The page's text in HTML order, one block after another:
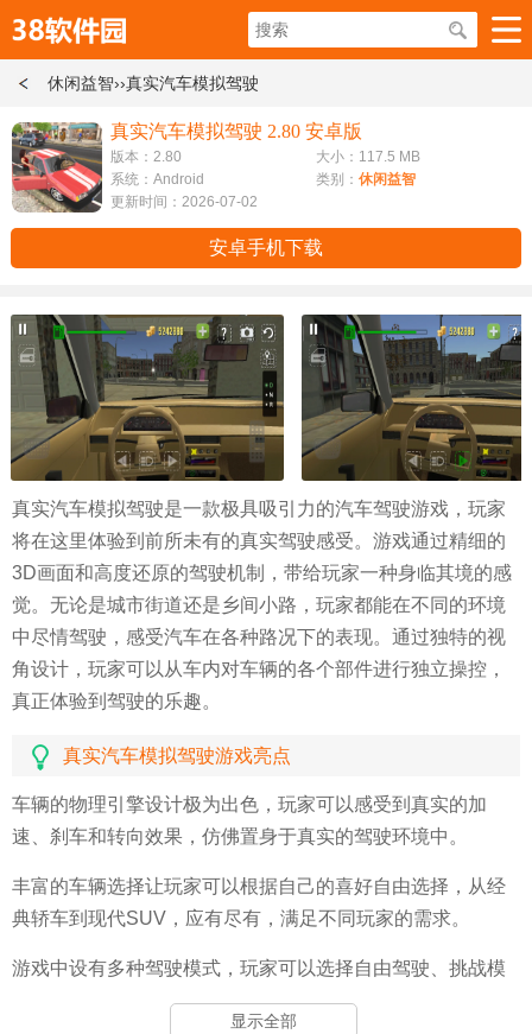
休闲益智››真实汽车模拟驾驶
真实汽车模拟驾驶 2.80 安卓版
版本：2.80
大小：117.5 MB
系统：Android
类别： 休闲益智
更新时间：2026-07-02
安卓手机下载
真实汽车模拟驾驶是一款极具吸引力的汽车驾驶游戏，玩家
将在这里体验到前所未有的真实驾驶感受。游戏通过精细的
3D画面和高度还原的驾驶机制，带给玩家一种身临其境的感
觉。无论是城市街道还是乡间小路，玩家都能在不同的环境
中尽情驾驶，感受汽车在各种路况下的表现。通过独特的视
角设计，玩家可以从车内对车辆的各个部件进行独立操控，
真正体验到驾驶的乐趣。
真实汽车模拟驾驶游戏亮点
车辆的物理引擎设计极为出色，玩家可以感受到真实的加
速、刹车和转向效果，仿佛置身于真实的驾驶环境中。
丰富的车辆选择让玩家可以根据自己的喜好自由选择，从经
典轿车到现代SUV，应有尽有，满足不同玩家的需求。
游戏中设有多种驾驶模式，玩家可以选择自由驾驶、挑战模
式等，体验不同的驾驶乐趣，感受不同的驾驶挑战。
显示全部